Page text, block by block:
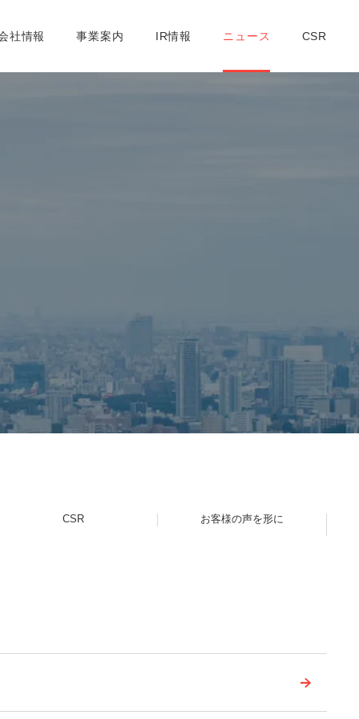
社情報 事業案内 IR情報 ニュース CSR
CSR お客様の声を形に